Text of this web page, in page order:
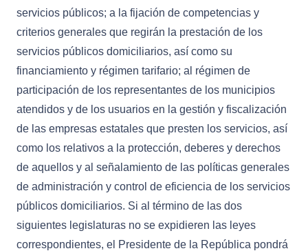
servicios públicos; a la fijación de competencias y
criterios generales que regirán la prestación de los
servicios públicos domiciliarios, así como su
financiamiento y régimen tarifario; al régimen de
participación de los representantes de los municipios
atendidos y de los usuarios en la gestión y fiscalización
de las empresas estatales que presten los servicios, así
como los relativos a la protección, deberes y derechos
de aquellos y al señalamiento de las políticas generales
de administración y control de eficiencia de los servicios
públicos domiciliarios. Si al término de las dos
siguientes legislaturas no se expidieren las leyes
correspondientes, el Presidente de la República pondrá